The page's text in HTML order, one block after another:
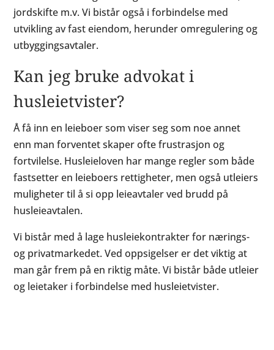
jordskifte m.v. Vi bistår også i forbindelse med
utvikling av fast eiendom, herunder omregulering og
utbyggingsavtaler.
Kan jeg bruke advokat i
husleietvister?
Å få inn en leieboer som viser seg som noe annet
enn man forventet skaper ofte frustrasjon og
fortvilelse. Husleieloven har mange regler som både
fastsetter en leieboers rettigheter, men også utleiers
muligheter til å si opp leieavtaler ved brudd på
husleieavtalen.
Vi bistår med å lage husleiekontrakter for nærings-
og privatmarkedet. Ved oppsigelser er det viktig at
man går frem på en riktig måte. Vi bistår både utleier
og leietaker i forbindelse med husleietvister.